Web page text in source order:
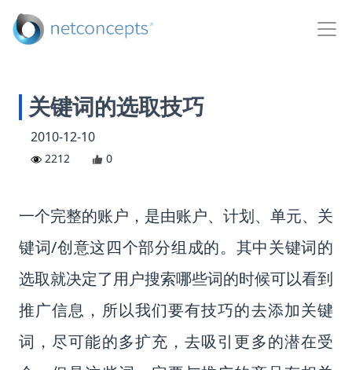
关键词的选取技巧
2010-12-10
2212 0
一个完整的账户，是由账户、计划、单元、关
键词/创意这四个部分组成的。其中关键词的
选取就决定了用户搜索哪些词的时候可以看到
推广信息，所以我们要有技巧的去添加关键
词，尽可能的多扩充，去吸引更多的潜在受